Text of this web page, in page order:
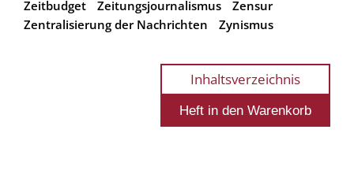
Zeitbudget
Zeitungsjournalismus
Zensur
Zentralisierung der Nachrichten
Zynismus
Inhaltsverzeichnis